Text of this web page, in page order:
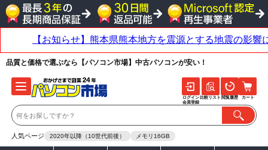
品質と価格で選ぶなら【パソコン市場】中古パソコンが安い！
人気ページ 2020年以降（10世代前後） メモリ16GB
ログイン
会員登録
比較リスト 閲覧履歴 カート